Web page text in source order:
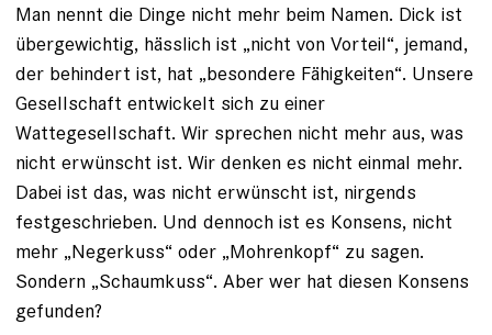
Man nennt die Dinge nicht mehr beim Namen. Dick ist
übergewichtig, hässlich ist „nicht von Vorteil“, jemand,
der behindert ist, hat „besondere Fähigkeiten“. Unsere
Gesellschaft entwickelt sich zu einer
Wattegesellschaft. Wir sprechen nicht mehr aus, was
nicht erwünscht ist. Wir denken es nicht einmal mehr.
Dabei ist das, was nicht erwünscht ist, nirgends
festgeschrieben. Und dennoch ist es Konsens, nicht
mehr „Negerkuss“ oder „Mohrenkopf“ zu sagen.
Sondern „Schaumkuss“. Aber wer hat diesen Konsens
gefunden?